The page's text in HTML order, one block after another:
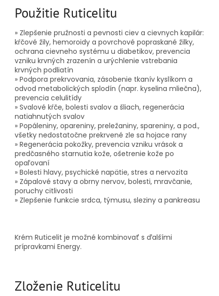
Použitie Ruticelitu
» Zlepšenie pružnosti a pevnosti ciev a cievnych kapilár:
kŕčové žily, hemoroidy a povrchové popraskané žilky,
ochrana cievneho systému u diabetikov, prevencia
vzniku krvných zrazenín a urýchlenie vstrebania
krvných podliatín
» Podpora prekrvovania, zásobenie tkanív kyslíkom a
odvod metabolických splodín (napr. kyselina mliečna),
prevencia celulitídy
» Svalové kŕče, bolesti svalov a šliach, regenerácia
natiahnutých svalov
» Popáleniny, opareniny, preležaniny, spareniny, a pod.,
všetky nedostatočne prekrvené zle sa hojace rany
» Regenerácia pokožky, prevencia vzniku vrások a
predčasného starnutia kože, ošetrenie kože po
opaľovaní
» Bolesti hlavy, psychické napätie, stres a nervozita
» Zápalové stavy a obrny nervov, bolesti, mravčanie,
poruchy citlivosti
» Zlepšenie funkcie srdca, týmusu, sleziny a pankreasu
Krém Ruticelit je možné kombinovať s ďalšími
prípravkami Energy.
Zloženie Ruticelitu